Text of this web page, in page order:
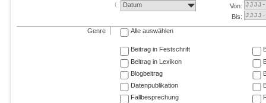
Datum
Von:
Bis:
Genre Alle auswählen
Beitrag in Festschrift
Beitrag in Lexikon
Blogbeitrag
Datenpublikation
Fallbesprechung